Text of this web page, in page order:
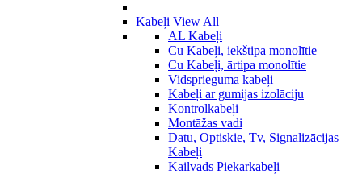
Kabeļi View All
AL Kabeļi
Cu Kabeļi, iekštipa monolītie
Cu Kabeļi, ārtipa monolītie
Vidsprieguma kabeļi
Kabeļi ar gumijas izolāciju
Kontrolkabeļi
Montāžas vadi
Datu, Optiskie, Tv, Signalizācijas
Kabeļi
Kailvads Piekarkabeļi